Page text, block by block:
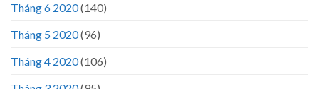
Tháng 6 2020(140)
Tháng 5 2020(96)
Tháng 4 2020(106)